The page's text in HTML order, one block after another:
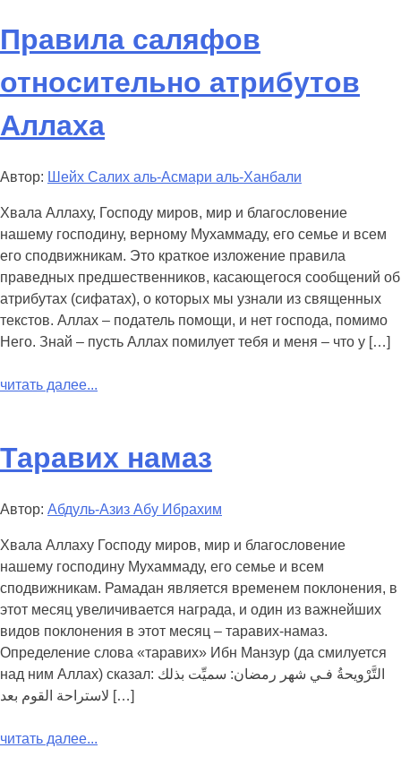
Правила саляфов
относительно атрибутов
Аллаха
Автор: Шейх Салих аль-Асмари аль-Ханбали
Хвала Аллаху, Господу миров, мир и благословение
нашему господину, верному Мухаммаду, его семье и всем
его сподвижникам. Это краткое изложение правила
праведных предшественников, касающегося сообщений об
атрибутах (сифатах), о которых мы узнали из священных
текстов. Аллах – податель помощи, и нет господа, помимо
Него. Знай – пусть Аллах помилует тебя и меня – что у […]
читать далее...
Таравих намаз
Автор: Абдуль-Азиз Абу Ибрахим
Хвала Аллаху Господу миров, мир и благословение
нашему господину Мухаммаду, его семье и всем
сподвижникам. Рамадан является временем поклонения, в
этот месяц увеличивается награда, и один из важнейших
видов поклонения в этот месяц – таравих-намаз.
Определение слова «таравих» Ибн Манзур (да смилуется
над ним Аллах) сказал: التَّرْويحةُ فـي شهر رمضان: سميِّت بذلك
لاستراحة القوم بعد […]
читать далее...